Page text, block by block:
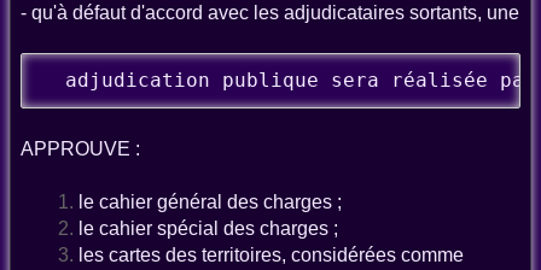
- qu'à défaut d'accord avec les adjudicataires sortants, une
adjudication publique sera réalisée
APPROUVE :
le cahier général des charges ;
le cahier spécial des charges ;
les cartes des territoires, considérées comme